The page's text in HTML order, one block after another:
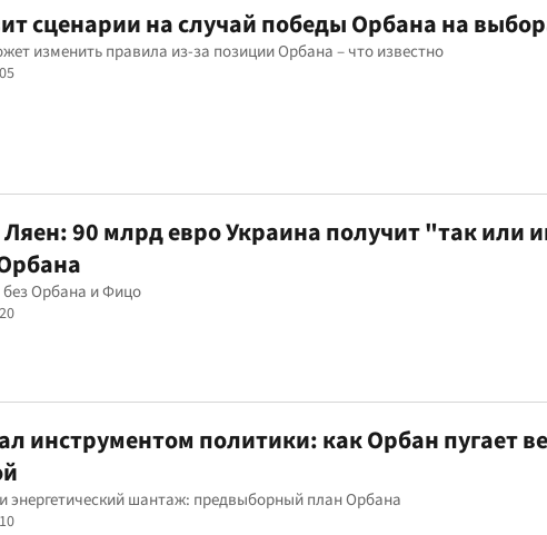
сценарии на случай победы Орбана на
изменить правила из-за позиции Орбана – что известно
90 млрд евро Украина получит "так или
без Орбана и Фицо
инструментом политики: как Орбан пугает
энергетический шантаж: предвыборный план Орбана